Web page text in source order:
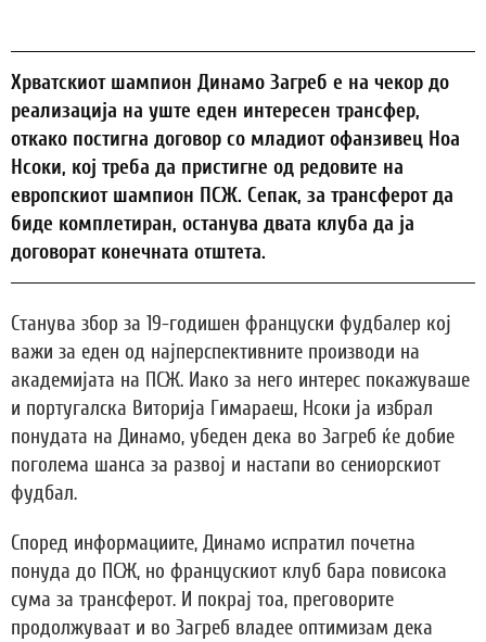
Хрватскиот шампион Динамо Загреб е на чекор до
реализација на уште еден интересен трансфер,
откако постигна договор со младиот офанзивец Ноа
Нсоки, кој треба да пристигне од редовите на
европскиот шампион ПСЖ. Сепак, за трансферот да
биде комплетиран, останува двата клуба да ја
договорат конечната отштета.
Станува збор за 19-годишен француски фудбалер кој
важи за еден од најперспективните производи на
академијата на ПСЖ. Иако за него интерес покажуваше
и португалска Виторија Гимараеш, Нсоки ја избрал
понудата на Динамо, убеден дека во Загреб ќе добие
поголема шанса за развој и настапи во сениорскиот
фудбал.
Според информациите, Динамо испратил почетна
понуда до ПСЖ, но францускиот клуб бара повисока
сума за трансферот. И покрај тоа, преговорите
продолжуваат и во Загреб владее оптимизам дека